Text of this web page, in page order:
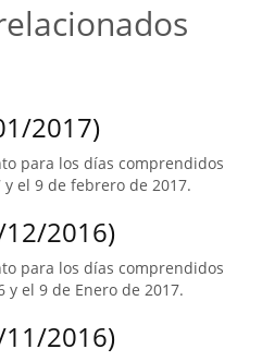
2017)
para los días comprendidos
el 9 de febrero de 2017.
12/2016)
para los días comprendidos
y el 9 de Enero de 2017.
11/2016)